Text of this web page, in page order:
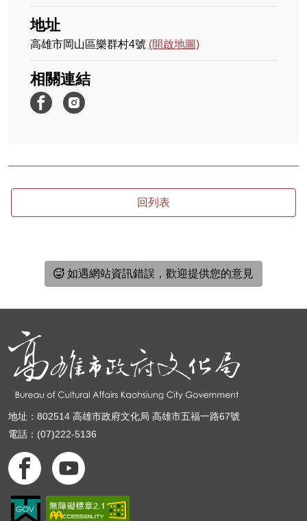
地址
高雄市岡山區樂群村4號 (開啟地圖)
相關連結
回列表
如遇網站資訊錯誤，歡迎提供您的意見
地址：802514 高雄市政府文化局 高雄市五福一路67號
電話：(07)222-5136